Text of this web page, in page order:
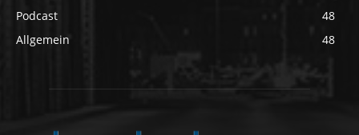
Podcast
48
Allgemein
48